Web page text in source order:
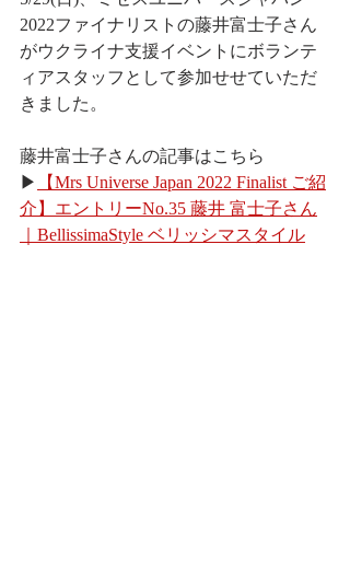
2022ファイナリストの藤井富士子さん
がウクライナ支援イベントにボランテ
ィアスタッフとして参加せせていただ
きました。
藤井富士子さんの記事はこちら
▶
【Mrs Universe Japan 2022 Finalist ご紹
介】エントリーNo.35 藤井 富士子さん
｜BellissimaStyle ベリッシマスタイル